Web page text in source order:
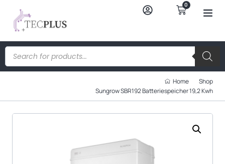
0
Home
Shop
Sungrow SBR192 Batteriespeicher 19,2 Kwh